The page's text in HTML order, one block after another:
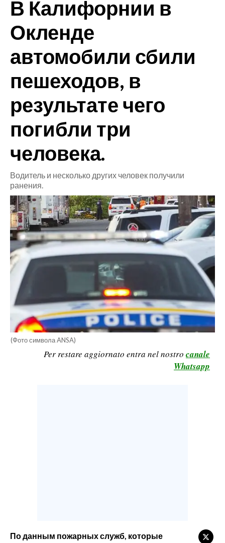
ITALIA
MONDO
POLITICA
ECONOMIA
SERVIZI ALLE IMPRESE
BANDI
SPORT IN SARDEGNA
SPORT
RISULTATI E CLASSIFICHE
CALCIO
CALCIO REGIONALE
BASKET
VOLLEY
MOTORI
TENNIS
ALTRI SPORT
В Калифорнии в
Окленде
автомобили сбили
пешеходов, в
результате чего
погибли три
человека.
Водитель и несколько других человек получили
ранения.
(Фото символа ANSA)
Per restare aggiornato entra nel nostro canale
Whatsapp
По данным пожарных служб, которые